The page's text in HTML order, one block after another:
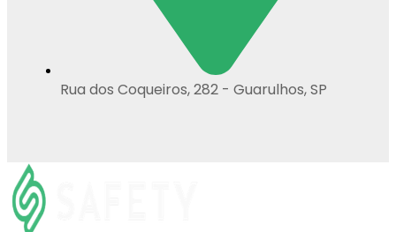
Rua dos Coqueiros, 282 - Guarulhos, SP